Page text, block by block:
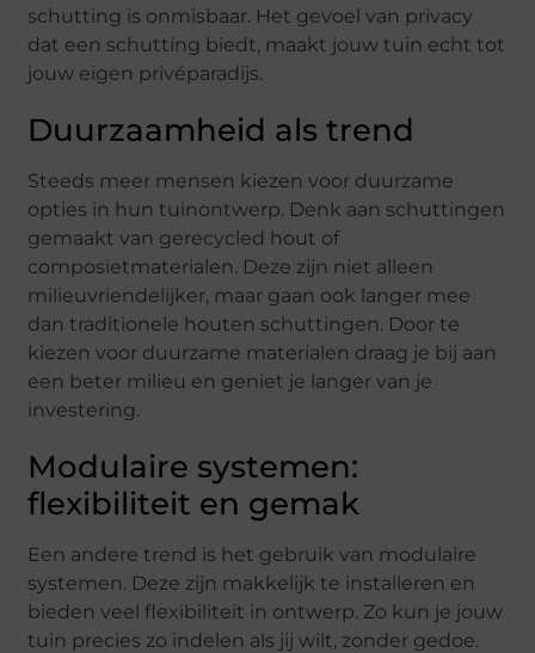
schutting is onmisbaar. Het gevoel van privacy
dat een schutting biedt, maakt jouw tuin echt tot
jouw eigen privéparadijs.
Duurzaamheid als trend
Steeds meer mensen kiezen voor duurzame
opties in hun tuinontwerp. Denk aan schuttingen
gemaakt van gerecycled hout of
composietmaterialen. Deze zijn niet alleen
milieuvriendelijker, maar gaan ook langer mee
dan traditionele houten schuttingen. Door te
kiezen voor duurzame materialen draag je bij aan
een beter milieu en geniet je langer van je
investering.
Modulaire systemen:
flexibiliteit en gemak
Een andere trend is het gebruik van modulaire
systemen. Deze zijn makkelijk te installeren en
bieden veel flexibiliteit in ontwerp. Zo kun je jouw
tuin precies zo indelen als jij wilt, zonder gedoe.